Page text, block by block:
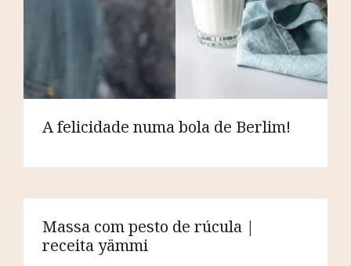
A felicidade numa bola de Berlim!
Massa com pesto de rúcula |
receita yämmi